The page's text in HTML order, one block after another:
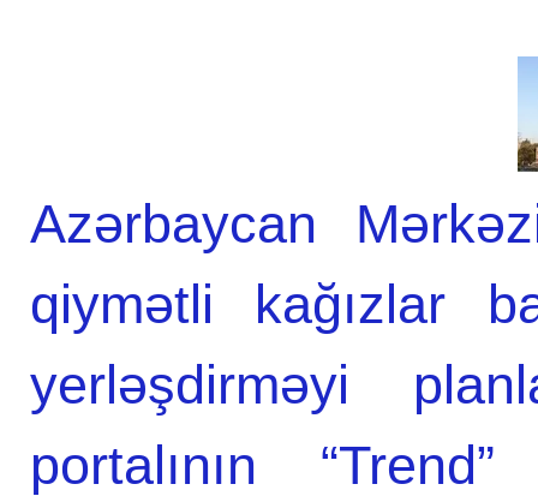
Azərbaycan
qiymətli kağızlar
yerləşdirməyi
portalının